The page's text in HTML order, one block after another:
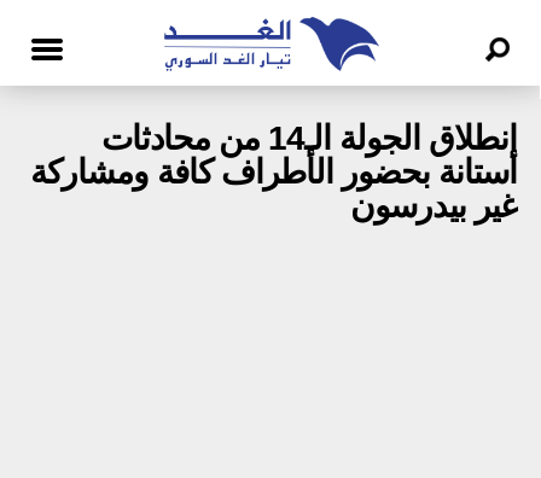
انطلاق الجولة الـ14 من محادثات
أستانة بحضور الأطراف كافة ومشاركة
غير بيدرسون